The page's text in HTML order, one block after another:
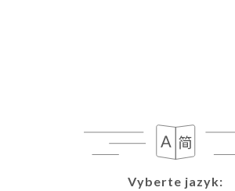
Vyberte jazyk:
Vyberte jazyk: